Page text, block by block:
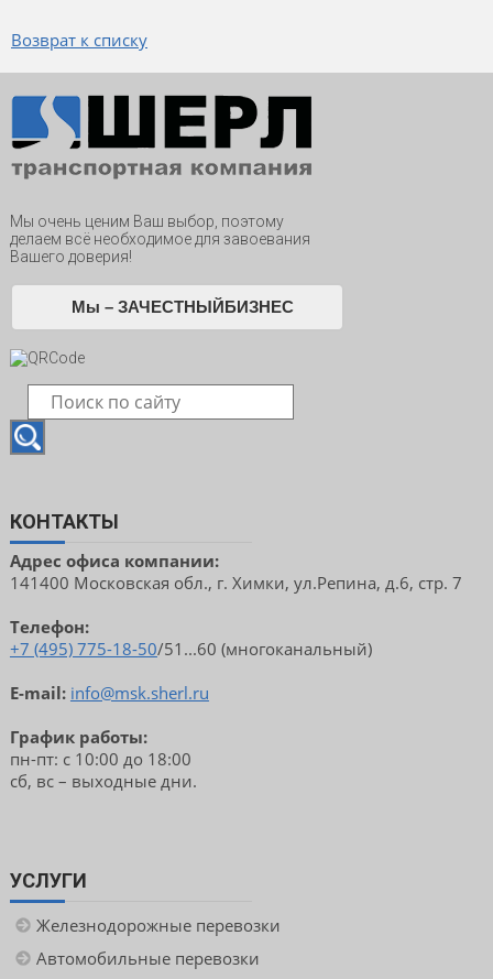
Возврат к списку
Мы очень ценим Ваш выбор, поэтому
делаем всё необходимое для завоевания
Вашего доверия!
Мы – ЗАЧЕСТНЫЙБИЗНЕС
КОНТАКТЫ
Адрес офиса компании:
141400 Московская обл., г. Химки, ул.Репина, д.6, стр. 7
Телефон:
+7 (495) 775-18-50/51...60 (многоканальный)
E-mail: info@msk.sherl.ru
График работы:
пн-пт: с 10:00 до 18:00
сб, вс – выходные дни.
УСЛУГИ
Железнодорожные перевозки
Автомобильные перевозки